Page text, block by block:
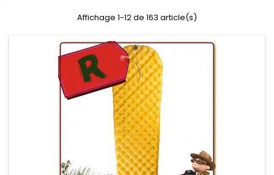
Affichage 1-12 de 163 article(s)